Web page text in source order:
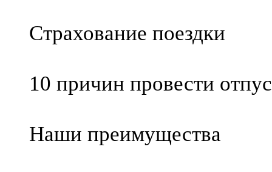
Страхование поездки
10 причин провести
Наши преимущества